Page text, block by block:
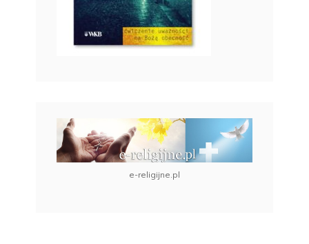
e-religijne.pl